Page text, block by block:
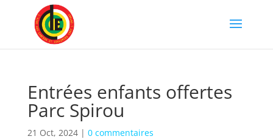
Entrées enfants offertes
Parc Spirou
21 Oct, 2024| 0 commentaires